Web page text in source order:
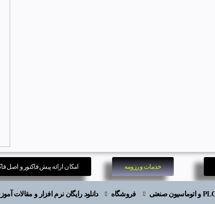
خدمات و رزومه امکان ارائه پیش فاکتور و اصل
فروشگاه دانلود رایگان نرم افزار و مقالات